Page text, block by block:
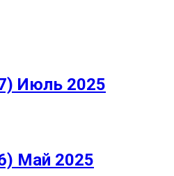
Июль 2025
Май 2025